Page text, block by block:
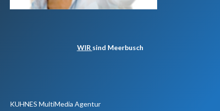
WIR sind Meerbusch
KUHNES MultiMedia Agentur